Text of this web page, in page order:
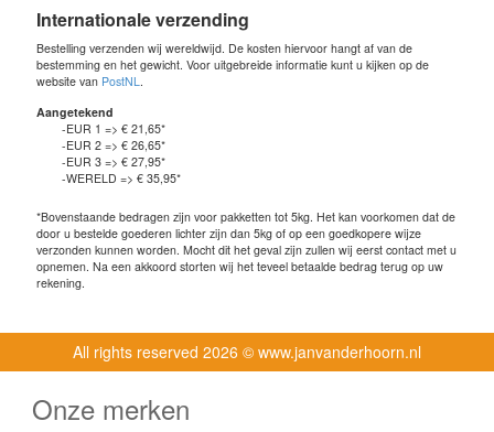
Internationale verzending
Bestelling verzenden wij wereldwijd. De kosten hiervoor hangt af van de
bestemming en het gewicht. Voor uitgebreide informatie kunt u kijken op de
website van PostNL
Aangetekend
-EUR 1 => € 21,65*
-EUR 2 => € 26,65*
-EUR 3 => € 27,95*
-WERELD => € 35,95*
*Bovenstaande bedragen zijn voor pakketten tot 5kg. Het kan voorkomen dat de
door u bestelde goederen lichter zijn dan 5kg of op een goedkopere wijze
verzonden kunnen worden. Mocht dit het geval zijn zullen wij eerst contact met u
opnemen. Na een akkoord storten wij het teveel betaalde bedrag terug op uw
rekening.
All rights reserved 2026 © www.janvanderhoorn.nl
Onze merken